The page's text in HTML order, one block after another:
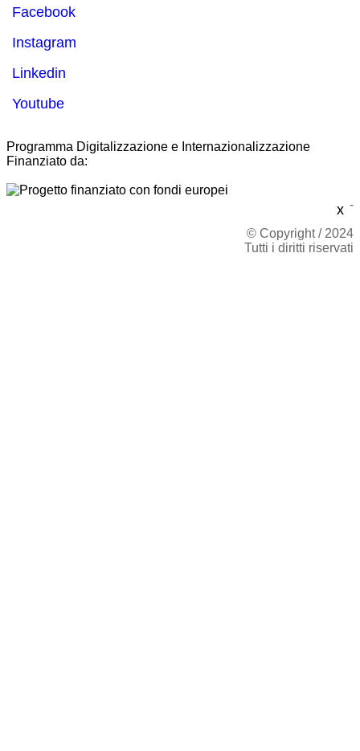
x
Facebook
Instagram
Linkedin
Youtube
Programma Digitalizzazione e Internazionalizzazione
Finanziato da:
-
© Copyright / 2024
Tutti i diritti riservati